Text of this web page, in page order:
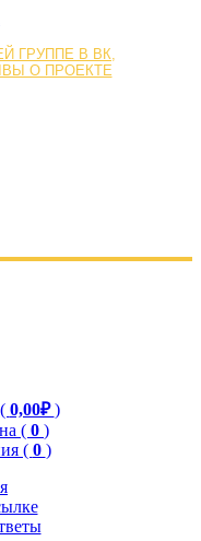
ГРУППЕ В ВК,
О ПРОЕКТЕ
0,00₽)
( 0 )
( 0 )